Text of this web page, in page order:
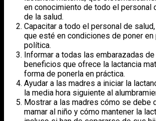
en conocimiento de todo el personal
de la salud.
Capacitar a todo el personal de
que esté en condiciones de poner en
política.
Informar a todas las embarazadas
beneficios que ofrece la lactancia
forma de ponerla en práctica.
Ayudar a las madres a iniciar la
la media hora siguiente al
Mostrar a las madres cómo se debe
mamar al niño y cómo mantener la